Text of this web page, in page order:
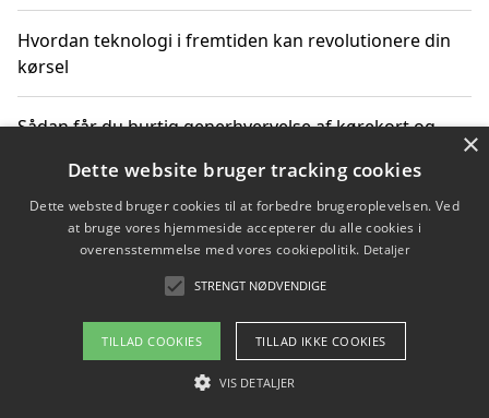
Hvordan teknologi i fremtiden kan revolutionere din
kørsel
Sådan får du hurtig generhvervelse af kørekort og
Sådan lærer du miljørigtig kørsel hos en køreskole i
Gentofte
Copyright 2026 - Pilanto Aps
Om / kontakt
×
Dette website bruger tracking cookies
Dette websted bruger cookies til at forbedre brugeroplevelsen. Ved
at bruge vores hjemmeside accepterer du alle cookies i
overensstemmelse med vores cookiepolitik. Detaljer
STRENGT NØDVENDIGE
TILLAD COOKIES TILLAD IKKE COOKIES
VIS DETALJER